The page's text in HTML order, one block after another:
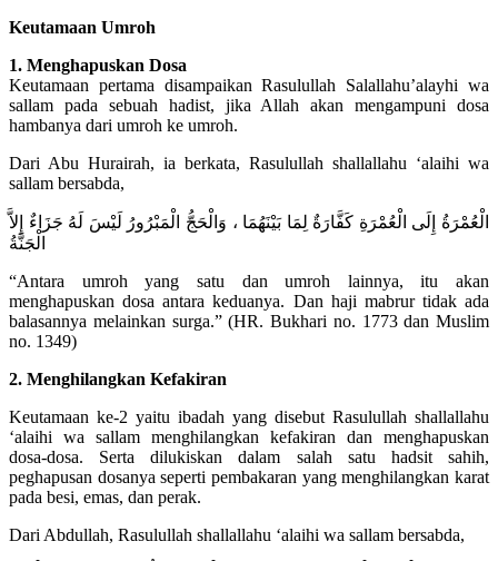
Keutamaan Umroh
1. Menghapuskan Dosa
Keutamaan pertama disampaikan Rasulullah Salallahu’alayhi wa
sallam pada sebuah hadist, jika Allah akan mengampuni dosa
hambanya dari umroh ke umroh.
Dari Abu Hurairah, ia berkata, Rasulullah shallallahu ‘alaihi wa
sallam bersabda,
الْعُمْرَةُ إِلَى الْعُمْرَةِ كَفَّارَةٌ لِمَا بَيْنَهُمَا ، وَالْحَجُّ الْمَبْرُورُ لَيْسَ لَهُ جَزَاءٌ إِلاَّ
الْجَنَّةُ
“Antara umroh yang satu dan umroh lainnya, itu akan
menghapuskan dosa antara keduanya. Dan haji mabrur tidak ada
balasannya melainkan surga.” (HR. Bukhari no. 1773 dan Muslim
no. 1349)
2. Menghilangkan Kefakiran
Keutamaan ke-2 yaitu ibadah yang disebut Rasulullah shallallahu
‘alaihi wa sallam menghilangkan kefakiran dan menghapuskan
dosa-dosa. Serta dilukiskan dalam salah satu hadsit sahih,
peghapusan dosanya seperti pembakaran yang menghilangkan karat
pada besi, emas, dan perak.
Dari Abdullah, Rasulullah shallallahu ‘alaihi wa sallam bersabda,